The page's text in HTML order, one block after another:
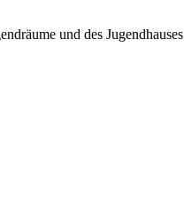
und des Jugendhauses